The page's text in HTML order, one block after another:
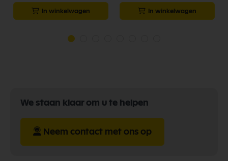
In winkelwagen In winkelwagen
We staan klaar om u te helpen
Neem contact met ons op